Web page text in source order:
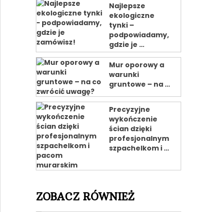
Najlepsze
ekologiczne
tynki –
podpowiadamy,
gdzie je …
Mur oporowy a
warunki
gruntowe – na …
Precyzyjne
wykończenie
ścian dzięki
profesjonalnym
szpachelkom i …
ZOBACZ RÓWNIEŻ